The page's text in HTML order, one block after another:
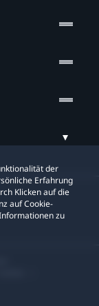
der
Erfahrung
Klicken auf die
auf Cookie-
zu